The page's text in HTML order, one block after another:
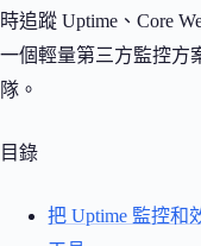
時追蹤 Uptime、Core
一個輕量第三方監控方
隊。
目錄
把 Uptime 監控和